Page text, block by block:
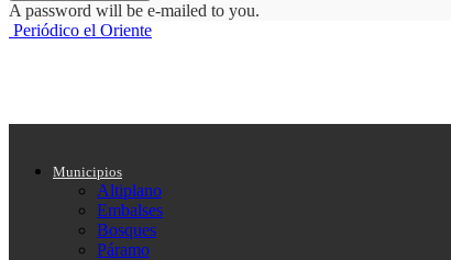
A password will be e-mailed to you.
Periódico el Oriente
Municipios
Altiplano
Embalses
Bosques
Páramo